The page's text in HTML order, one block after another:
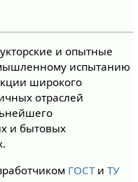
и опытные
испытанию
широкого
отраслей
и бытовых
ГОСТи ТУ